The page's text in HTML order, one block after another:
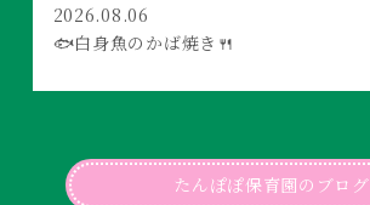
2026.08.06
🐟白身魚のかば焼き🍴
たんぽぽ保育園のブログ